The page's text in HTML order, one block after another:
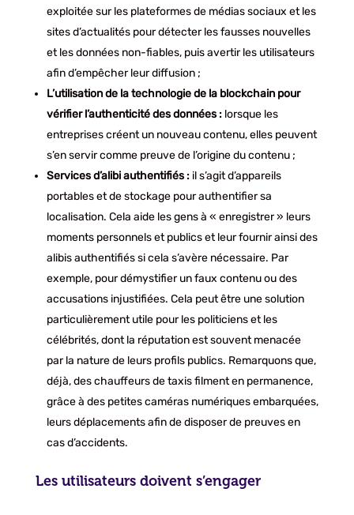
exploitée sur les plateformes de médias sociaux et les
sites d’actualités pour détecter les fausses nouvelles
et les données non-fiables, puis avertir les utilisateurs
afin d’empêcher leur diffusion ;
L’utilisation de la technologie de la blockchain pour
vérifier l’authenticité des données :lorsque les
entreprises créent un nouveau contenu, elles peuvent
s’en servir comme preuve de l’origine du contenu ;
Services d’alibi authentifiés :il s’agit d’appareils
portables et de stockage pour authentifier sa
localisation. Cela aide les gens à « enregistrer » leurs
moments personnels et publics et leur fournir ainsi des
alibis authentifiés si cela s’avère nécessaire. Par
exemple, pour démystifier un faux contenu ou des
accusations injustifiées. Cela peut être une solution
particulièrement utile pour les politiciens et les
célébrités, dont la réputation est souvent menacée
par la nature de leurs profils publics. Remarquons que,
déjà, des chauffeurs de taxis filment en permanence,
grâce à des petites caméras numériques embarquées,
leurs déplacements afin de disposer de preuves en
cas d’accidents.
Les utilisateurs doivent s’engager